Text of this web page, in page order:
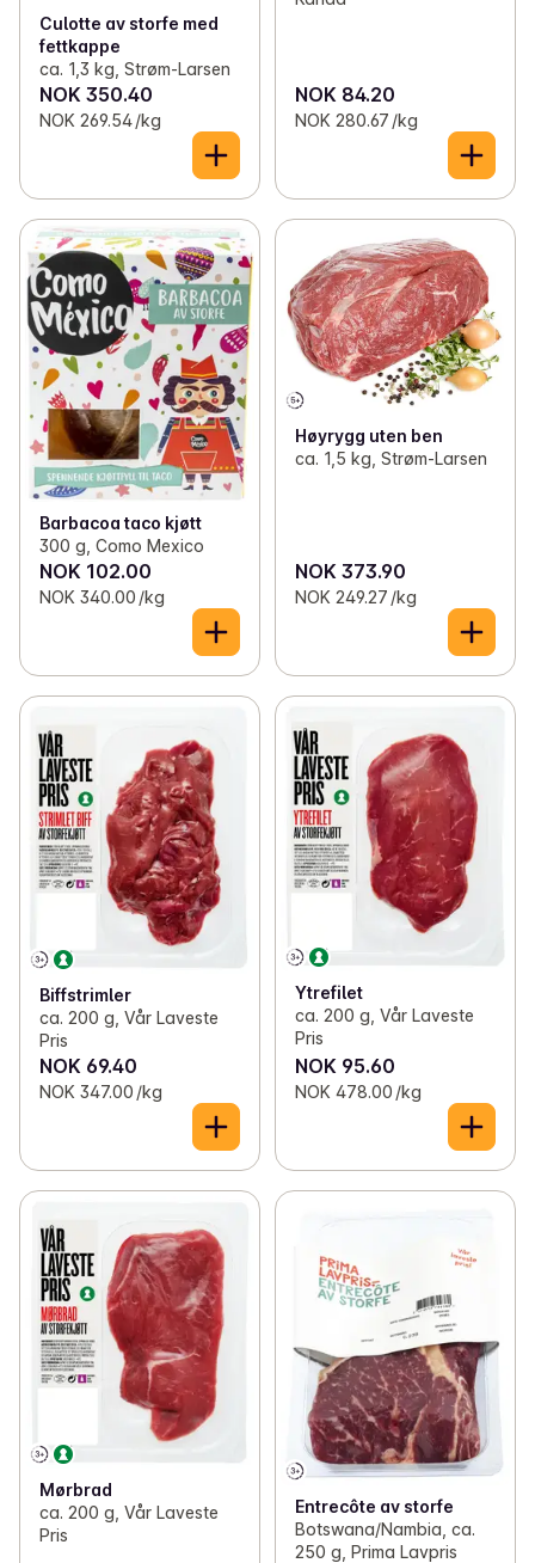
Culotte av storfe med
fettkappe
ca. 1,3 kg, Strøm-Larsen
NOK 350.40
NOK 269.54 /kg
NOK 84.20
NOK 280.67 /kg
Barbacoa taco kjøtt
300 g, Como Mexico
NOK 102.00
NOK 340.00 /kg
Høyrygg uten ben
ca. 1,5 kg, Strøm-Larsen
NOK 373.90
NOK 249.27 /kg
Biffstrimler
ca. 200 g, Vår Laveste
Pris
NOK 69.40
NOK 347.00 /kg
Ytrefilet
ca. 200 g, Vår Laveste
Pris
NOK 95.60
NOK 478.00 /kg
Mørbrad
ca. 200 g, Vår Laveste
Pris
Entrecôte av storfe
Botswana/Nambia, ca.
250 g, Prima Lavpris